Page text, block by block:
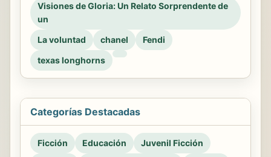
Visiones de Gloria: Un Relato Sorprendente de
un
La voluntad
chanel
Fendi
texas longhorns
Categorías Destacadas
Ficción Educación
Juvenil Ficción